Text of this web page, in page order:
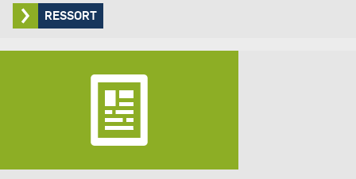
RESSORT